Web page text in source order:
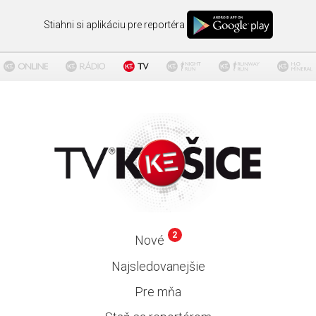
Stiahni si aplikáciu pre reportéra
Nové 2
Najsledovanejšie
Pre mňa